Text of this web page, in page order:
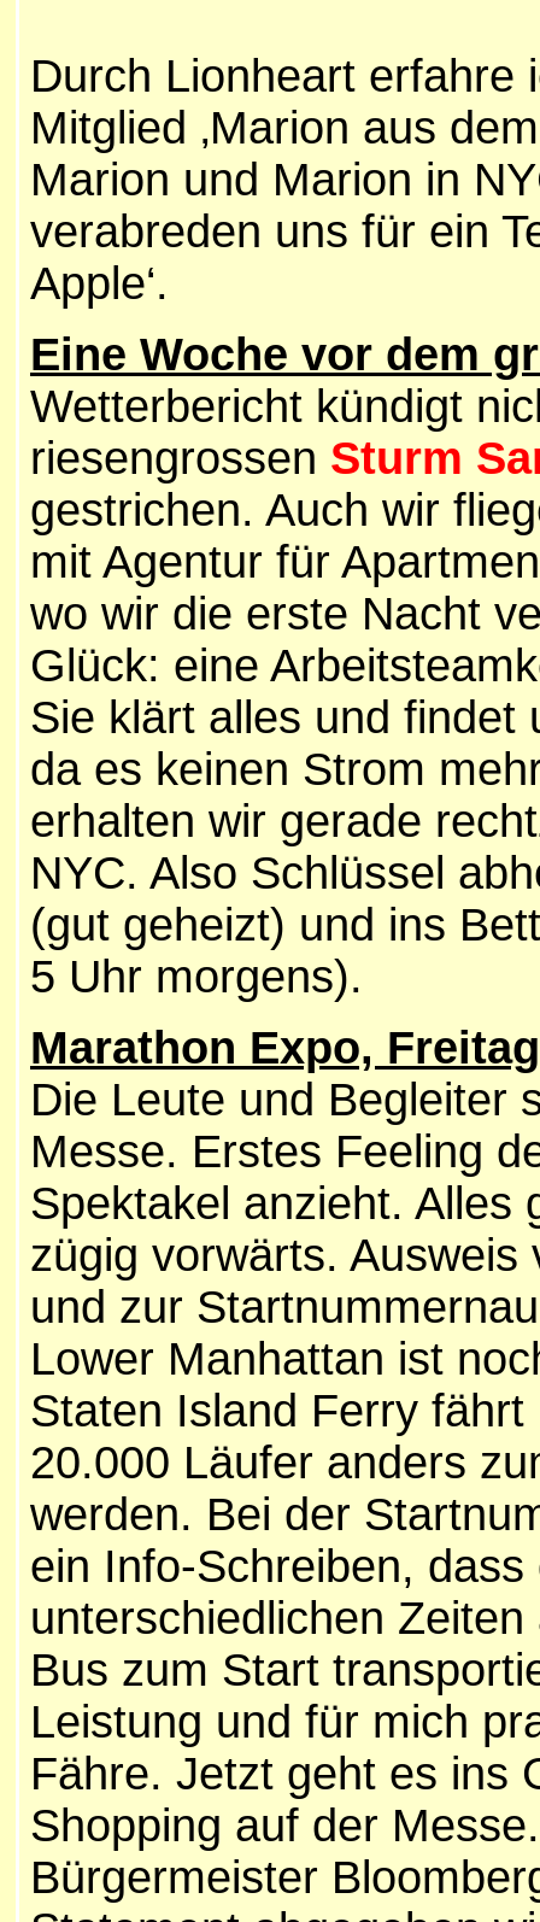
Durch Lionheart erfahre
Mitglied ‚Marion aus
Marion und Marion in
verabreden uns für ein
Apple‘.
Eine Woche vor dem
Wetterbericht kündigt
riesengrossen Sturm
gestrichen. Auch wir
mit Agentur für
wo wir die erste Nacht
Glück: eine
Sie klärt alles und findet
da es keinen Strom
erhalten wir gerade
NYC. Also Schlüssel
(gut geheizt) und ins
5 Uhr morgens).
Marathon Expo,
Die Leute und Begleiter
Messe. Erstes Feeling
Spektakel anzieht. Alles
zügig vorwärts.
und zur
Lower Manhattan ist
Staten Island Ferry
20.000 Läufer anders
werden. Bei der
ein Info-Schreiben,
unterschiedlichen
Bus zum Start
Leistung und für mich
Fähre. Jetzt geht es ins
Shopping auf der
Bürgermeister